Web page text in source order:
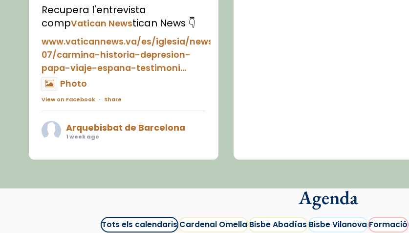
Recupera l'entrevista
compVatican Newstican News 👇
www.vaticannews.va/es/iglesia/news/2026-
07/carmina-historia-depresion-
papa-viaje-espana-testimoni...
Photo
View on Facebook · Share
Arquebisbat de Barcelona
1 week ago
juliol la missa de Les Santes de
Agenda
Tots els calendarisCardenal OmellaBisbe AbadíasBisbe VilanovaFormació